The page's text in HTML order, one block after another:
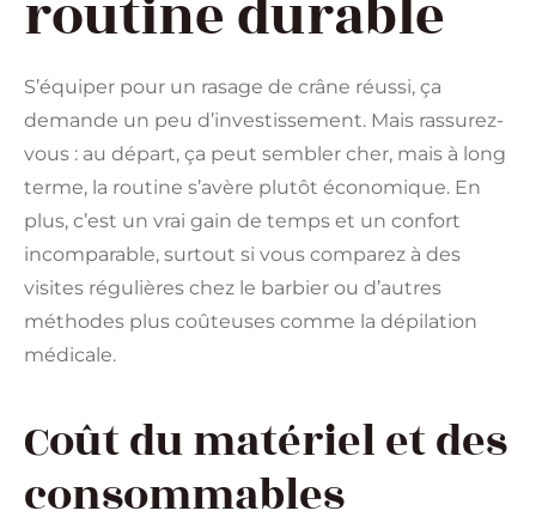
routine durable
S’équiper pour un rasage de crâne réussi, ça
demande un peu d’investissement. Mais rassurez-
vous : au départ, ça peut sembler cher, mais à long
terme, la routine s’avère plutôt économique. En
plus, c’est un vrai gain de temps et un confort
incomparable, surtout si vous comparez à des
visites régulières chez le barbier ou d’autres
méthodes plus coûteuses comme la dépilation
médicale.
Coût du matériel et des
consommables